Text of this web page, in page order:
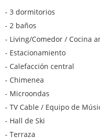
- 3 dormitorios
- 2 baños
- Living/Comedor / Cocina
- Estacionamiento
- Calefacción central
- Chimenea
- Microondas
- TV Cable / Equipo de
- Hall de Ski
- Terraza